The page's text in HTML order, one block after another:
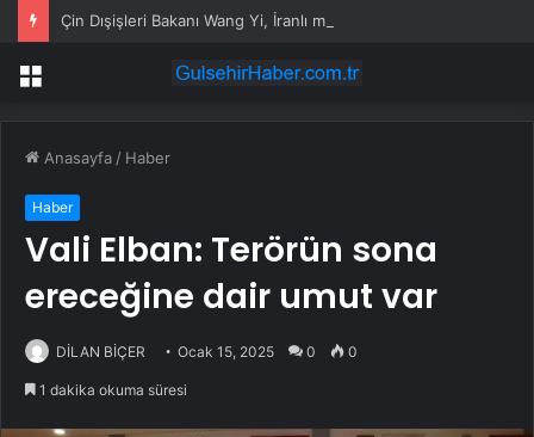
Menü
Anasayfa / Haber
Haber
Vali Elban: Terörün sona
ereceğine dair umut var
DİLAN BİÇER Ocak 15, 2025 0 0
1 dakika okuma süresi